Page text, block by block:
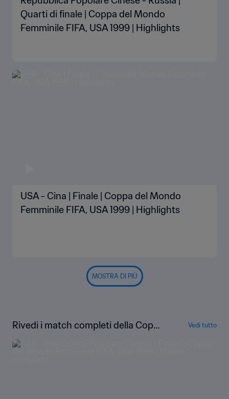
Quarti di finale | Coppa del Mondo
Femminile FIFA, USA 1999 | Highlights
USA - Cina | Finale | Coppa del Mondo
Femminile FIFA, USA 1999 | Highlights
MOSTRA DI PIÙ
Rivedi i match completi della Copp
a del Mondo femminile FIFA Svezia
2003
Vedi tutto